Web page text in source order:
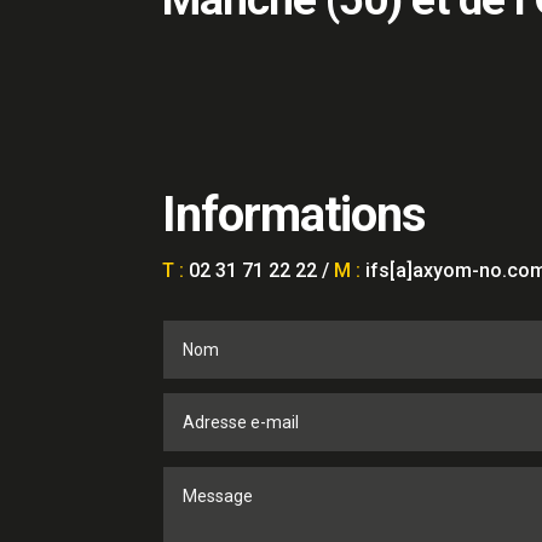
Informations
T : 02 31 71 22 22 / M : ifs[a]axyom-